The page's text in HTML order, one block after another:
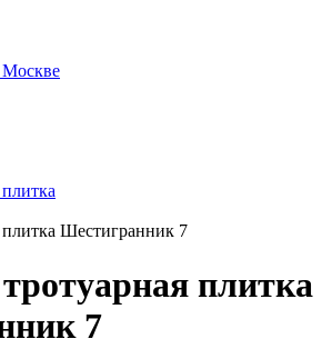
Шестигранник 7
плитка
7